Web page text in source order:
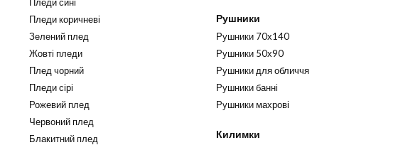
Пледи коричневі
Зелений плед
Жовті пледи
Плед чорний
Пледи сірі
Рожевий плед
Червоний плед
Блакитний плед
Рушники
Рушники 70х140
Рушники 50х90
Рушники для обличчя
Рушники банні
Рушники махрові
Килимки